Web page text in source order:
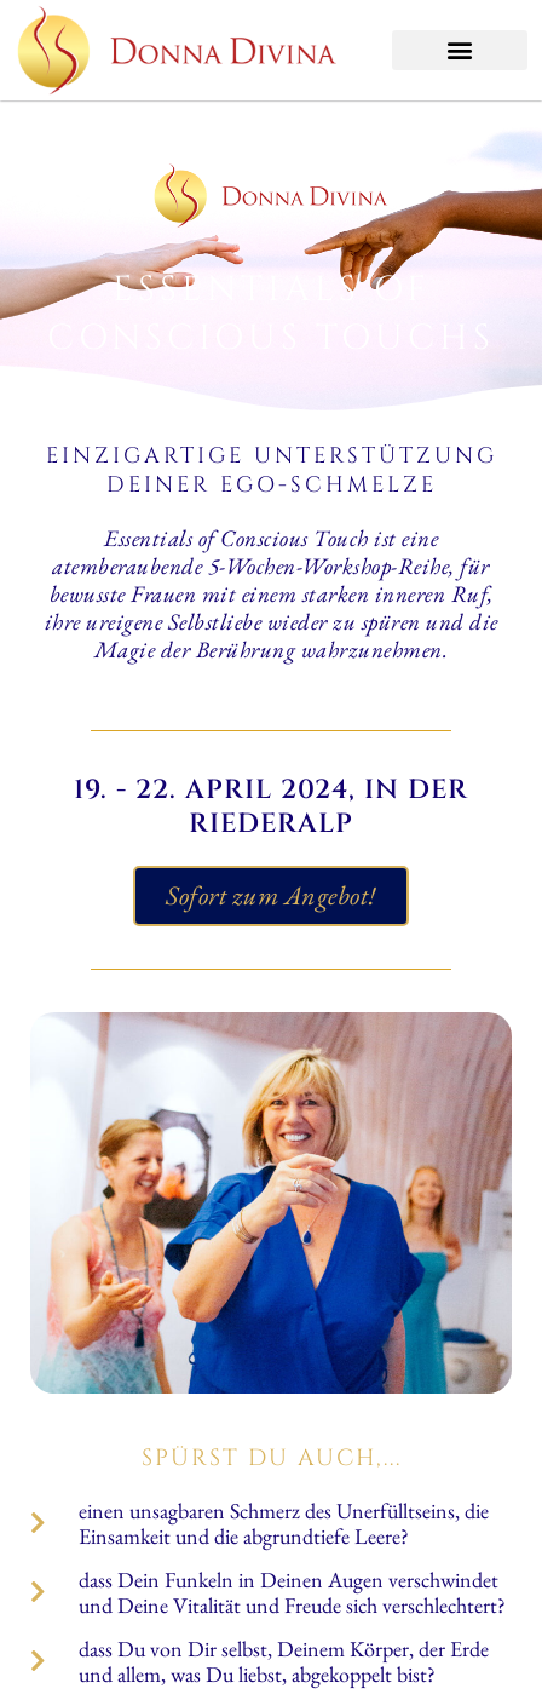
ESSENTIALS OF
EINZIGARTIGE UNTERSTÜTZUNG
DEINER EGO-SCHMELZE
Essentials of Conscious Touch ist eine
atemberaubende 5-Wochen-Workshop-Reihe, für
bewusste Frauen mit einem starken inneren Ruf,
ihre ureigene Selbstliebe wieder zu spüren und die
Magie der Berührung wahrzunehmen.
19. - 22. APRIL 2024, IN DER
RIEDERALP
Sofort zum Angebot!
SPÜRST DU AUCH,...
einen unsagbaren Schmerz des Unerfülltseins, die
Einsamkeit und die abgrundtiefe Leere?
dass Dein Funkeln in Deinen Augen verschwindet
und Deine Vitalität und Freude sich verschlechtert?
dass Du von Dir selbst, Deinem Körper, der Erde
und allem, was Du liebst, abgekoppelt bist?